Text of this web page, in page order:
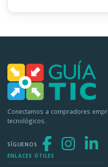
Conectamos a compradores
tecnológicos.
SÍGUENOS
ENLACES ÚTILES